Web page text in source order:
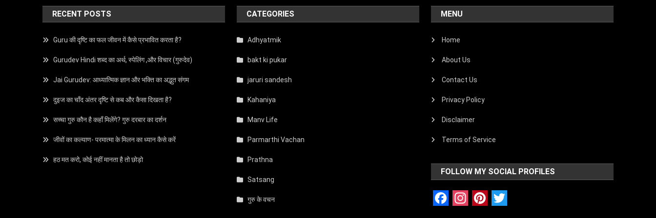
RECENT POSTS
Guru की दृष्टि का फल जीवन में कैसे प्रभावित करता है?
Gurudev Hindi शब्द का अर्थ, स्पेलिंग ,और विचार (गुरुदेव)
Jai Gurudev: आध्यात्मिक ज्ञान और भक्ति का अद्भुत संगम
दुइज का चाँद अंतर दृष्टि से कब और कैसा दिखता है?
सच्चा गुरु कौन है कहाँ मिलेंगे? गुरु दरबार का दर्शन
जीवों का कल्याण- परमात्मा के मिलन का ध्यान कैसे करें
हठ मत करो, कोई नहीं मानता है तो छोड़ो
CATEGORIES
Adhyatmik
bakt ki pukar
jaruri sandesh
Kahaniya
Manv Life
Parmarthi Vachan
Prathna
Satsang
गुरु के वचन
MENU
Home
About Us
Contact Us
Privacy Policy
Disclaimer
Terms of Service
FOLLOW MY SOCIAL PROFILES